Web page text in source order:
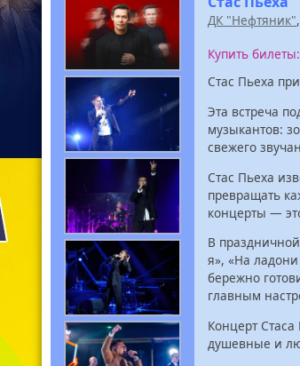
ДК "Нефтяник",
Купить
Стас Пьеха
Эта встреча
музыкантов:
свежего
Стас Пьеха
превращать
концерты —
В
я», «На
бережно
главным
Концерт
душевные и